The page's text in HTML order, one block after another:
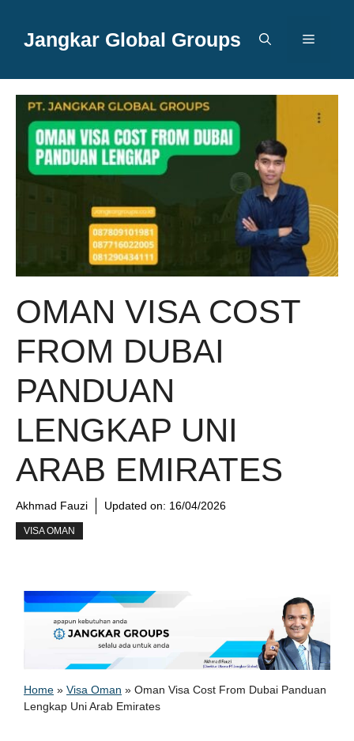
Jangkar Global Groups Menu
OMAN VISA COST
FROM DUBAI
PANDUAN
LENGKAP UNI
ARAB EMIRATES
Akhmad Fauzi Updated on: 16/04/2026
VISA OMAN
Home » Visa Oman » Oman Visa Cost From Dubai Panduan
Lengkap Uni Arab Emirates